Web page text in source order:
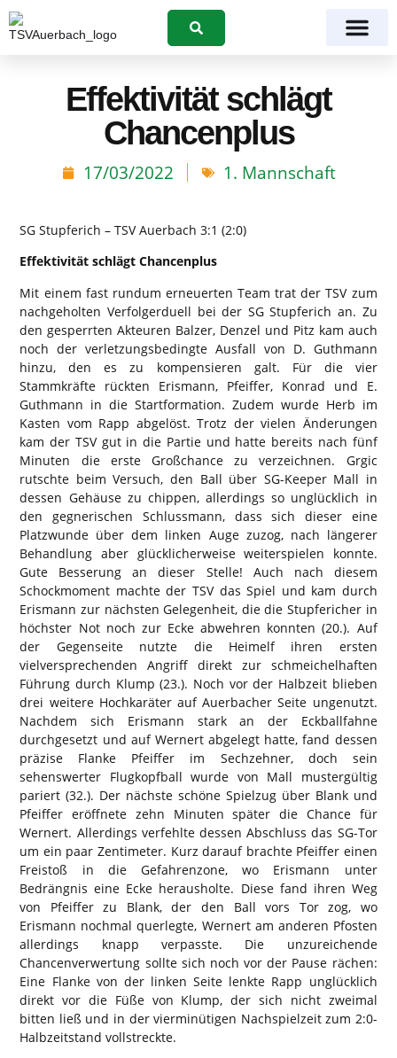
Suchen
Effektivität schlägt
Chancenplus
17/03/2022 1. Mannschaft
SG Stupferich – TSV Auerbach 3:1 (2:0)
Effektivität schlägt Chancenplus
Mit einem fast rundum erneuerten Team trat der TSV zum
nachgeholten Verfolgerduell bei der SG Stupferich an. Zu
den gesperrten Akteuren Balzer, Denzel und Pitz kam auch
noch der verletzungsbedingte Ausfall von D. Guthmann
hinzu, den es zu kompensieren galt. Für die vier
Stammkräfte rückten Erismann, Pfeiffer, Konrad und E.
Guthmann in die Startformation. Zudem wurde Herb im
Kasten vom Rapp abgelöst. Trotz der vielen Änderungen
kam der TSV gut in die Partie und hatte bereits nach fünf
Minuten die erste Großchance zu verzeichnen. Grgic
rutschte beim Versuch, den Ball über SG-Keeper Mall in
dessen Gehäuse zu chippen, allerdings so unglücklich in
den gegnerischen Schlussmann, dass sich dieser eine
Platzwunde über dem linken Auge zuzog, nach längerer
Behandlung aber glücklicherweise weiterspielen konnte.
Gute Besserung an dieser Stelle! Auch nach diesem
Schockmoment machte der TSV das Spiel und kam durch
Erismann zur nächsten Gelegenheit, die die Stupfericher in
höchster Not noch zur Ecke abwehren konnten (20.). Auf
der Gegenseite nutzte die Heimelf ihren ersten
vielversprechenden Angriff direkt zur schmeichelhaften
Führung durch Klump (23.). Noch vor der Halbzeit blieben
drei weitere Hochkaräter auf Auerbacher Seite ungenutzt.
Nachdem sich Erismann stark an der Eckballfahne
durchgesetzt und auf Wernert abgelegt hatte, fand dessen
präzise Flanke Pfeiffer im Sechzehner, doch sein
sehenswerter Flugkopfball wurde von Mall mustergültig
pariert (32.). Der nächste schöne Spielzug über Blank und
Pfeiffer eröffnete zehn Minuten später die Chance für
Wernert. Allerdings verfehlte dessen Abschluss das SG-Tor
um ein paar Zentimeter. Kurz darauf brachte Pfeiffer einen
Freistoß in die Gefahrenzone, wo Erismann unter
Bedrängnis eine Ecke herausholte. Diese fand ihren Weg
von Pfeiffer zu Blank, der den Ball vors Tor zog, wo
Erismann nochmal querlegte, Wernert am anderen Pfosten
allerdings knapp verpasste. Die unzureichende
Chancenverwertung sollte sich noch vor der Pause rächen:
Eine Flanke von der linken Seite lenkte Rapp unglücklich
direkt vor die Füße von Klump, der sich nicht zweimal
bitten ließ und in der vierminütigen Nachspielzeit zum 2:0-
Halbzeitstand vollstreckte.